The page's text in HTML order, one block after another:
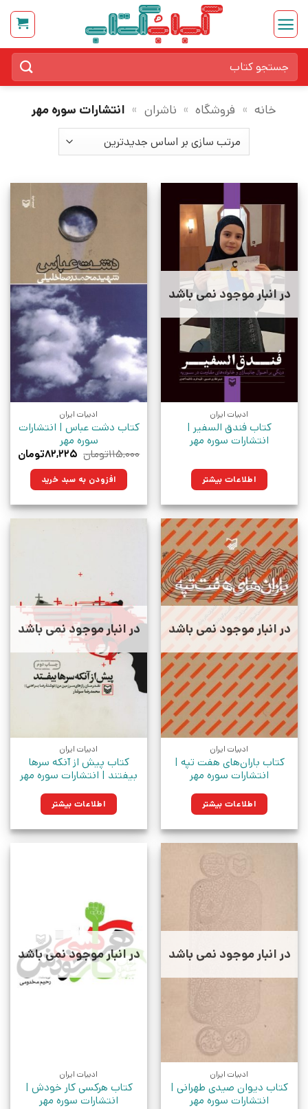
Skip
content
برای:
خانه » فروشگاه » ناشران » انتشارات سوره مهر
در انبار موجود نمی باشد
ادبیات ایران
کتاب فندق السفیر |
انتشارات سوره مهر
اطلاعات بیشتر
ادبیات ایران
کتاب دشت عباس | انتشارات
سوره مهر
۱۱۵,۰۰۰تومان قیمت
۱۱۵,۰۰۰تومان
بود.
۸۲,۲۲۵تومان
افزودن به سبد خرید
در انبار موجود نمی باشد
ادبیات ایران
کتاب باران‌های هفت تپه |
انتشارات سوره مهر
اطلاعات بیشتر
در انبار موجود نمی باشد
ادبیات ایران
کتاب پیش از آنکه سرها
بیفتند | انتشارات سوره مهر
اطلاعات بیشتر
در انبار موجود نمی باشد
ادبیات ایران
کتاب دیوان صیدی طهرانی |
انتشارات سوره مهر
در انبار موجود نمی باشد
ادبیات ایران
کتاب هرکسی کار خودش |
انتشارات سوره مهر